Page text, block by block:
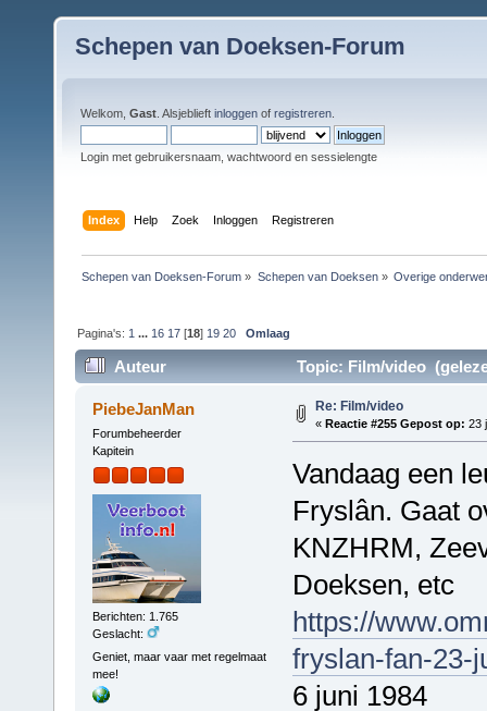
Schepen van Doeksen-Forum
Welkom, Gast . Alsjeblieft inloggen of registreren
Login met gebruikersnaam, wachtwoord en sessielengte
Index Help Zoek Inloggen Registreren
Schepen van Doeksen-Forum » Schepen van Doeksen» Overige
Pagina's: 1 ... 16 17 [18] 19 20 Omlaag
Auteur Topic: Film/video
PiebeJanMan
Forumbeheerder
Kapitein
Berichten: 1.765
Geslacht:
Geniet, maar vaar met regelmaat
mee!
Re: Film/video
« Reactie #255 Gepost op: 23
Vandaag een
Fryslân. Gaat
KNZHRM,
Doeksen, etc
https://
fryslan-fan-23-
6 juni 1984